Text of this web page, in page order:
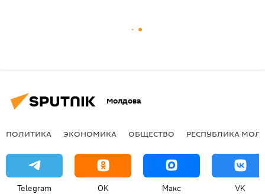
Молдова
ПОЛИТИКА ЭКОНОМИКА ОБЩЕСТВО РЕСПУБЛИКА
Telegram OK Макс VK